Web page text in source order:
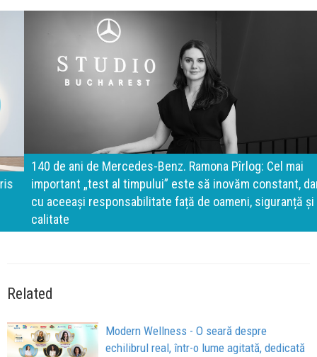
140 de ani de Mercedes-Benz. Ramona Pîrlog: Cel mai
important „test al timpului” este să inovăm constant, dar
cu aceeași responsabilitate față de oameni, siguranță și
calitate
Related
Modern Wellness - O seară despre
echilibrul real, într-o lume agitată, dedicată